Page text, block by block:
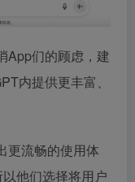
App们的顾虑，建
内提供更丰富、
更流畅的使用体
他们选择将用户